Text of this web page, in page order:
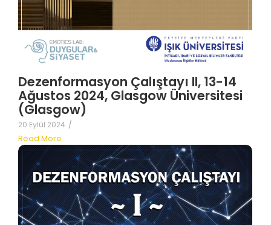
Dezenformasyon Çalıştayı II, 13-14
Ağustos 2024, Glasgow Üniversitesi
(Glasgow)
20 Eylül 2024 /
Read More